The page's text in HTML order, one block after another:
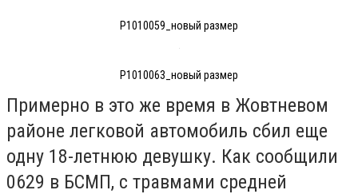
P1010059_новый размер
P1010063_новый размер
Примерно в это же время в Жовтневом
районе легковой автомобиль сбил еще
одну 18-летнюю девушку. Как сообщили
0629 в БСМП, с травмами средней